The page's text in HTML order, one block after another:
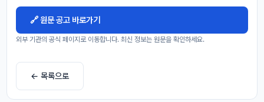
🔗 원문 공고 바로가기
외부 기관의 공식 페이지로 이동합니다. 최신 정보는 원문을 확인하세요.
← 목록으로